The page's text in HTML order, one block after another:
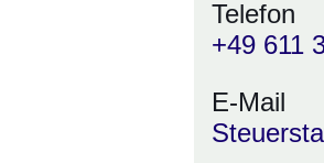
Telefon
+49 611
E-Mail